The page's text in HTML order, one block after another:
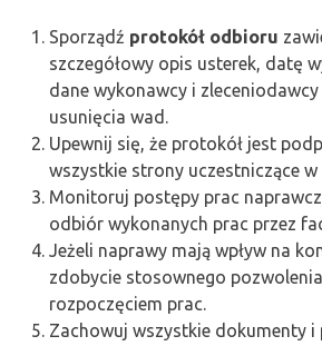
Sporządź protokół odbioru
szczegółowy opis usterek, datę
dane wykonawcy i
usunięcia wad.
Upewnij się, że protokół jest
wszystkie strony uczestniczące
Monitoruj postępy prac
odbiór wykonanych prac przez
Jeżeli naprawy mają wpływ na
zdobycie stosownego
rozpoczęciem prac.
Zachowuj wszystkie dokumenty i